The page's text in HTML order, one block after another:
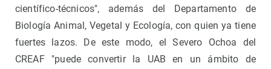
científico-técnicos", además del Departamento de
Biología Animal, Vegetal y Ecología, con quien ya tiene
fuertes lazos. De este modo, el Severo Ochoa del
CREAF "puede convertir la UAB en un ámbito de